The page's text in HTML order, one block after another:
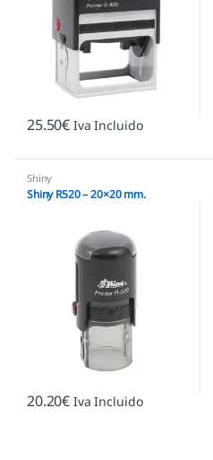
25.50€ Iva Incluido
Shiny
Shiny R520 – 20×20 mm.
20.20€ Iva Incluido